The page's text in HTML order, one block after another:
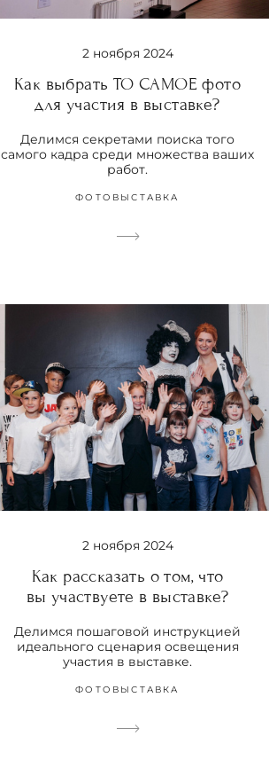
2 ноября 2024
Как выбрать ТО САМОЕ фото
для участия в выставке?
Делимся секретами поиска того
самого кадра среди множества ваших
работ.
ФОТОВЫСТАВКА
2 ноября 2024
Как рассказать о том, что
вы участвуете в выставке?
Делимся пошаговой инструкцией
идеального сценария освещения
участия в выставке.
ФОТОВЫСТАВКА